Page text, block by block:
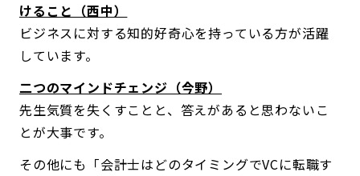
けること（西中）
ビジネスに対する知的好奇心を持っている方が活躍
しています。
二つのマインドチェンジ（今野）
先生気質を失くすことと、答えがあると思わないこ
とが大事です。
その他にも「会計士はどのタイミングでVCに転職す